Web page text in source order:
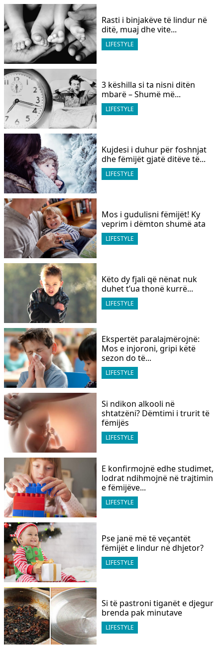
LIFESTYLE
Rasti i binjakëve të lindur në
ditë, muaj dhe vite...
LIFESTYLE
3 këshilla si ta nisni ditën
mbarë – Shumë më...
LIFESTYLE
Kujdesi i duhur për foshnjat
dhe fëmijët gjatë ditëve të...
LIFESTYLE
Mos i gudulisni fëmijët! Ky
veprim i dëmton shumë ata
LIFESTYLE
​Këto dy fjali që nënat nuk
duhet t’ua thonë kurrë...
LIFESTYLE
Ekspertët paralajmërojnë:
Mos e injoroni, gripi këtë
sezon do të...
LIFESTYLE
Si ndikon alkooli në
shtatzëni? Dëmtimi i trurit të
fëmijës
LIFESTYLE
E konfirmojnë edhe studimet,
lodrat ndihmojnë në trajtimin
e fëmijëve...
LIFESTYLE
Pse janë më të veçantët
fëmijët e lindur në dhjetor?
LIFESTYLE
Si të pastroni tiganët e djegur
brenda pak minutave